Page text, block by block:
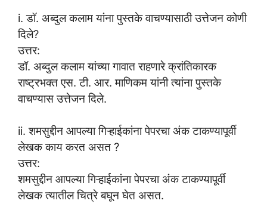
i. डॉ. अब्दुल कलाम यांना पुस्तके वाचण्यासाठी उत्तेजन कोणी
दिले?
उत्तर:
डॉ. अब्दुल कलाम यांच्या गावात राहणारे क्रांतिकारक
राष्ट्रभक्त एस. टी. आर. माणिकम यांनी त्यांना पुस्तके
वाचण्यास उत्तेजन दिले.
ii. शमसुद्दीन आपल्या गिऱ्हाईकांना पेपरचा अंक टाकण्यापूर्वी
लेखक काय करत असत ?
उत्तर:
शमसुद्दीन आपल्या गिऱ्हाईकांना पेपरचा अंक टाकण्यापूर्वी
लेखक त्यातील चित्रे बघून घेत असत.